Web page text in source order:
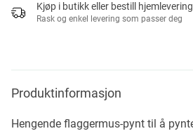
Kjøp i butikk eller bestill hjemlevering
Rask og enkel levering som passer deg
Produktinformasjon
Hengende flaggermus-pynt til å